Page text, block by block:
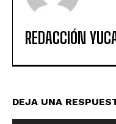
REDACCIÓN
DEJA UNA